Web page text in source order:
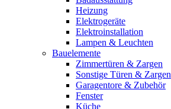
Heizung
Elektrogeräte
Elektroinstallation
Lampen & Leuchten
Bauelemente
Zimmertüren & Zargen
Sonstige Türen & Zargen
Garagentore & Zubehör
Fenster
Küche